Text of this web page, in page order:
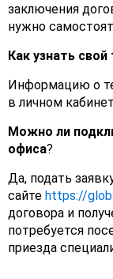
заключения
нужно
Как узнать
Информацию о
в личном
Можно ли
офиса?
Да, подать
сайте https://
договора и
потребуется
приезда